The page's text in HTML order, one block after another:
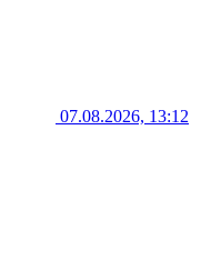
07.08.2026, 13:12